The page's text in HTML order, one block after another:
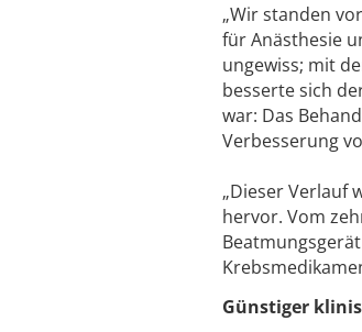
„Wir standen
für Anästhesie
ungewiss; mit
besserte sich
war: Das
Verbesserung
„Dieser Verlauf
hervor. Vom
Günstiger